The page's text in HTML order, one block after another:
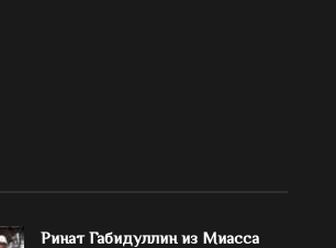
Ринат Габидуллин из Миасса